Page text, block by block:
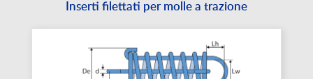
Inserti filettati per molle a trazione